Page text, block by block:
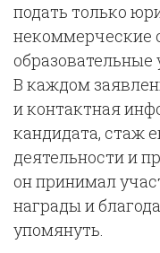
подать только
некоммерческие
В каждом
и контактная
кандидата, стаж
деятельности и
он принимал
награды и
упомянуть.